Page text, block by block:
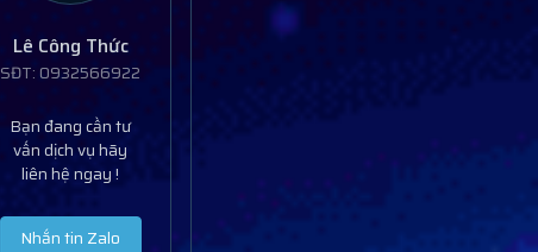
Lê Công Thức
SĐT: 0932566922
Bạn đang cần tư
vấn dịch vụ hãy
liên hệ ngay !
Nhắn tin Zalo